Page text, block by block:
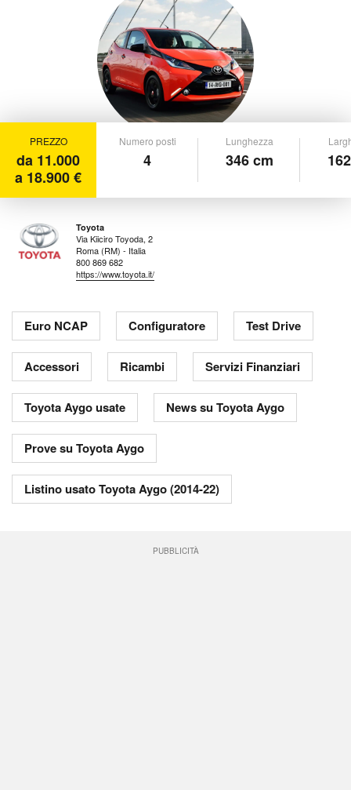
PREZZO
da 11.000
a 18.900 €
Numero posti
4
Lunghezza
346 cm
Toyota
Via Kiiciro Toyoda, 2
Roma (RM) - Italia
800 869 682
https://www.toyota.it/
Euro NCAP Configuratore Test Drive
Accessori Ricambi Servizi Finanziari
Toyota Aygo usate News su Toyota Aygo
Prove su Toyota Aygo
Listino usato Toyota Aygo (2014-22)
PUBBLICITÀ